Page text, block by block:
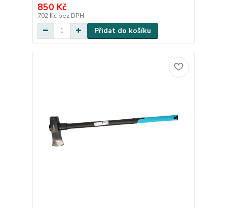
850 Kč
702 Kč bez DPH
Přidat do košíku